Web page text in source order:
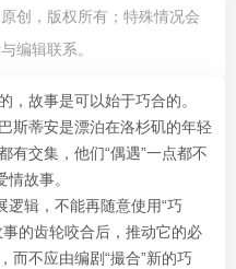
创，版权所有；特殊情况会
编辑联系。
故事是可以始于巧合的。
斯蒂安是漂泊在洛杉矶的年轻
有交集，他们“偶遇”一点都不
故事。
逻辑，不能再随意使用“巧
的齿轮咬合后，推动它的必
而不应由编剧“撮合”新的巧